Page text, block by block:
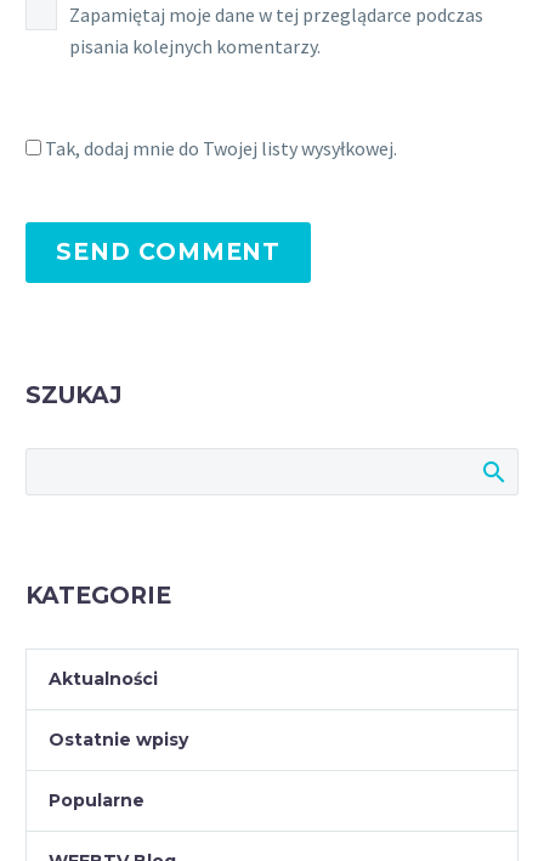
Zapamiętaj moje dane w tej przeglądarce podczas
pisania kolejnych komentarzy.
Tak, dodaj mnie do Twojej listy wysyłkowej.
SEND COMMENT
SZUKAJ
KATEGORIE
Aktualności
Ostatnie wpisy
Popularne